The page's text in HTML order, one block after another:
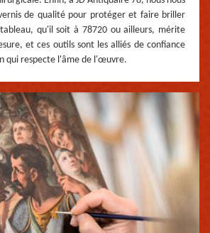
de qualité pour protéger et faire briller
qu'il soit à 78720 ou ailleurs, mérite
et ces outils sont les alliés de confiance
qui respecte l'âme de l'œuvre.